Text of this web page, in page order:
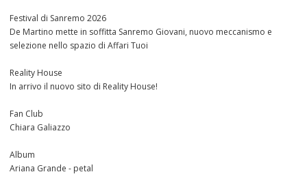
Festival di Sanremo 2026
De Martino mette in soffitta Sanremo Giovani, nuovo meccanismo e
selezione nello spazio di Affari Tuoi
Reality House
In arrivo il nuovo sito di Reality House!
Fan Club
Chiara Galiazzo
Album
Ariana Grande - petal